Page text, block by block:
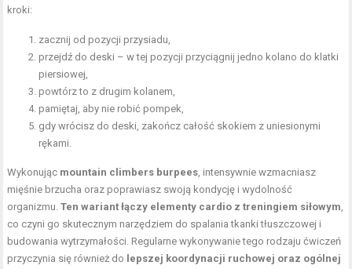
kroki:
zacznij od pozycji przysiadu,
przejdź do deski – w tej pozycji przyciągnij jedno kolano do klatki
piersiowej,
powtórz to z drugim kolanem,
pamiętaj, aby nie robić pompek,
gdy wrócisz do deski, zakończ całość skokiem z uniesionymi
rękami.
Wykonując mountain climbers burpees, intensywnie wzmacniasz
mięśnie brzucha oraz poprawiasz swoją kondycję i wydolność
organizmu.Ten wariant łączy elementy cardio z treningiem siłowym,
co czyni go skutecznym narzędziem do spalania tkanki tłuszczowej i
budowania wytrzymałości. Regularne wykonywanie tego rodzaju ćwiczeń
przyczynia się również do lepszej koordynacji ruchowej oraz ogólnej